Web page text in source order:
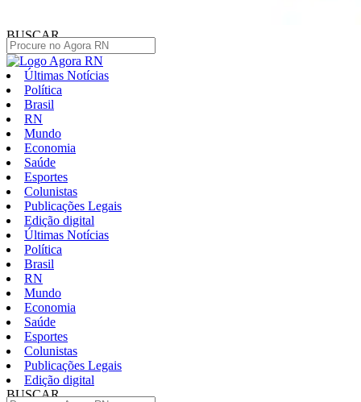
BUSCAR
Últimas Notícias
Política
Brasil
RN
Mundo
Economia
Saúde
Esportes
Colunistas
Publicações Legais
Edição digital
Últimas Notícias
Política
Brasil
RN
Mundo
Economia
Saúde
Esportes
Colunistas
Publicações Legais
Edição digital
BUSCAR